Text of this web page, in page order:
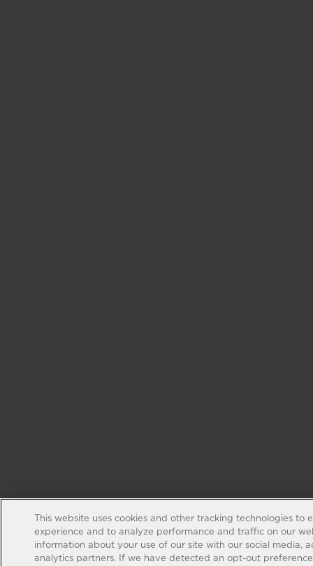
This website uses cookies and other tracking technologies to
experience and to analyze performance and traffic on our
information about your use of our site with our social media,
analytics partners. If we have detected an opt-out